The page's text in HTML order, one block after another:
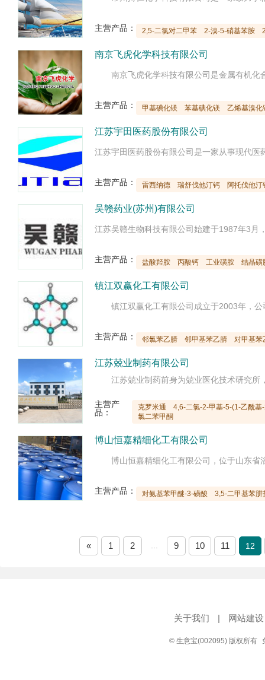
主营产品： 2,5-二氯对二甲苯 2-溴-5-硝基苯胺
南京飞虎化学科技有限公司
主营产品： 甲基碘化镁 苯基碘化镁 乙烯基溴化
江苏宇田医药股份有限公司
主营产品： 雷西纳德 瑞舒伐他汀钙 阿托伐他汀
吴赣药业(苏州)有限公司
主营产品： 盐酸羟胺 丙酸钙 工业磺胺 结晶磺
镇江双赢化工有限公司
主营产品： 邻氯苯乙腈 邻甲基苯乙腈 对甲基苯
江苏兢业制药有限公司
主营产
品：
克罗米通
4,6-二氯-2-甲基-5-(1-乙酰基
氯二苯甲酮
博山恒嘉精细化工有限公司
主营产品： 对氨基苯甲醚-3-磺酸 3,5-二甲基苯肼
« 1 2 9 10 11 12
关于我们 | 网站建设
© 生意宝(002095) 版权所有